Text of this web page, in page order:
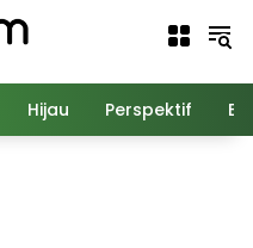
Hijau Perspektif